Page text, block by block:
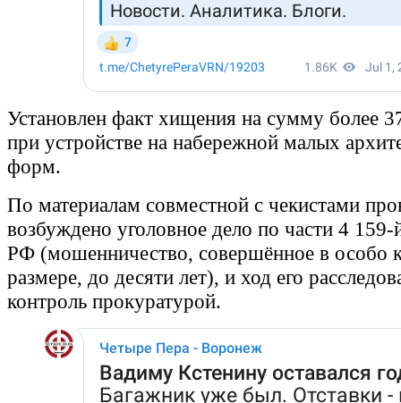
Установлен факт хищения на сумму более
при устройстве на набережной малых
форм.
По материалам совместной с чекистами
возбуждено уголовное дело по части 4 159-
РФ (мошенничество, совершённое в особо
размере, до десяти лет), и ход его
контроль прокуратурой.